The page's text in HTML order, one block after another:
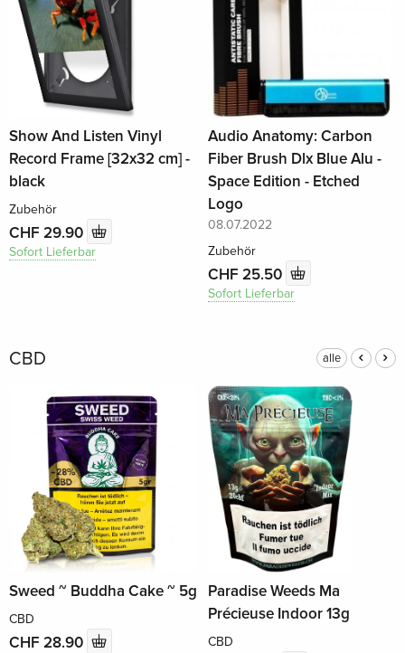
Show And Listen Vinyl
Record Frame [32x32 cm] -
black
Zubehör
CHF 29.90
Sofort Lieferbar
Audio Anatomy: Carbon
Fiber Brush Dlx Blue Alu -
Space Edition - Etched
Logo
08.07.2022
Zubehör
CHF 25.50
Sofort Lieferbar
CBD alle
Sweed ~ Buddha Cake ~ 5g
CBD
CHF 28.90
Paradise Weeds Ma
Précieuse Indoor 13g
CBD